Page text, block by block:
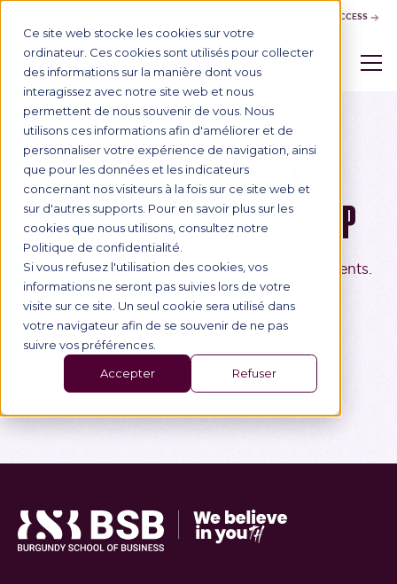
Ce site web stocke les cookies sur votre
ordinateur. Ces cookies sont utilisés pour collecter
des informations sur la manière dont vous
interagissez avec notre site web et nous
permettent de nous souvenir de vous. Nous
utilisons ces informations afin d'améliorer et de
personnaliser votre expérience de navigation, ainsi
que pour les données et les indicateurs
concernant nos visiteurs à la fois sur ce site web et
sur d'autres supports. Pour en savoir plus sur les
cookies que nous utilisons, consultez notre
Politique de confidentialité.
Si vous refusez l'utilisation des cookies, vos
informations ne seront pas suivies lors de votre
visite sur ce site. Un seul cookie sera utilisé dans
votre navigateur afin de se souvenir de ne pas
suivre vos préférences.
Accepter Refuser
BUSINESS ACCESS
Master
CORPORATE FINANCE AND
CONTROL IN APPRENTICESHIP
This program is only available to French students.